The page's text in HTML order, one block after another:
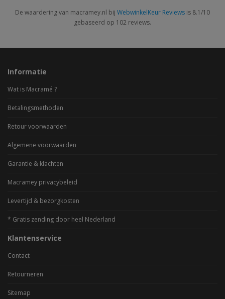
De waardering van macramey.nl bij WebwinkelKeur Reviews is 8.1/10
gebaseerd op 102 reviews.
Informatie
Wat is Macramé ?
Betalingsmethoden
Retour voorwaarden
Algemene voorwaarden
Garantie & klachten
Macramey privacybeleid
Levertijd & bezorgkosten
* Gratis zending door heel Nederland
Klantenservice
Contact
Retourneren
Sitemap